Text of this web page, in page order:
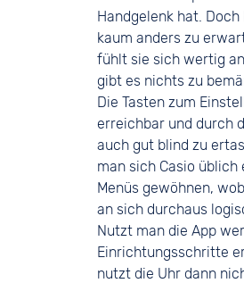
Handgelenk hat.
kaum anders zu
fühlt sie sich wertig
gibt es nichts zu
Die Tasten zum
erreichbar und durch
auch gut blind zu
man sich Casio
Menüs gewöhnen,
an sich durchaus
Nutzt man die App
Einrichtungsschritte
nutzt die Uhr dann